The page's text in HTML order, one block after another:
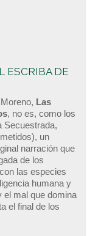
ESCRIBA DE
Las
, no es, como los
Secuestrada,
un
narración que
de los
las especies
humana y
el mal que domina
el final de los